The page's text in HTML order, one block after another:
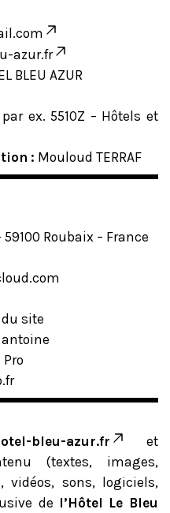
azur.fr
BLEU AZUR
ex. 5510Z – Hôtels et
: Mouloud TERRAF
Roubaix – France
site
bleu-azur.fr
et
(textes, images,
vidéos, sons, logiciels,
de l’Hôtel Le Bleu